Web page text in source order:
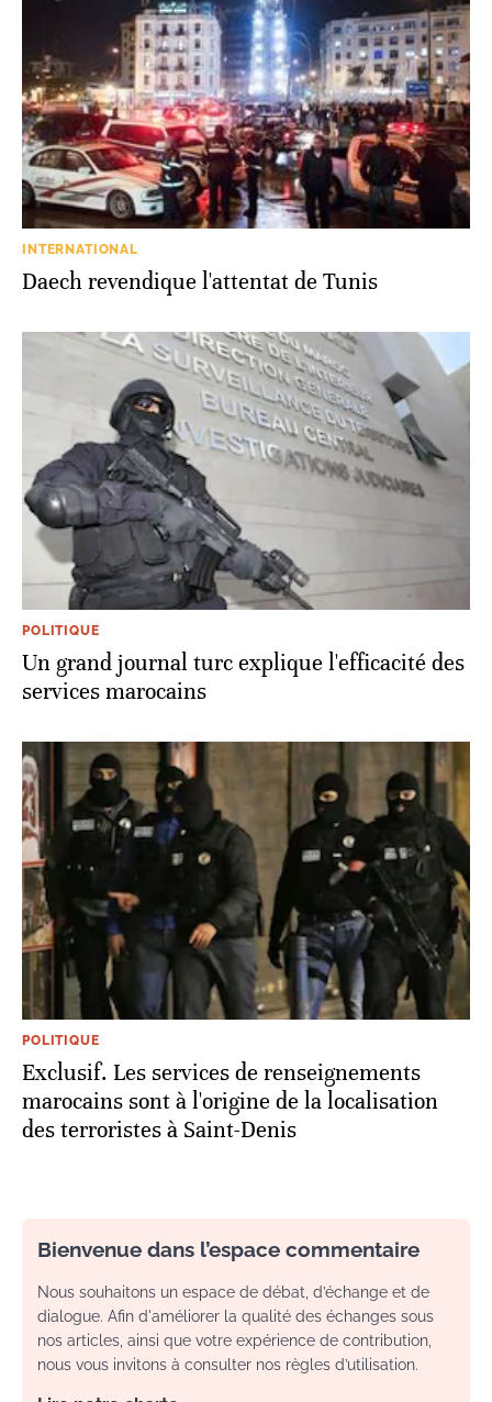
INTERNATIONAL
Daech revendique l'attentat de Tunis
POLITIQUE
Un grand journal turc explique l'efficacité des
services marocains
POLITIQUE
Exclusif. Les services de renseignements
marocains sont à l'origine de la localisation
des terroristes à Saint-Denis
Bienvenue dans l’espace commentaire
Nous souhaitons un espace de débat, d’échange et de
dialogue. Afin d'améliorer la qualité des échanges sous
nos articles, ainsi que votre expérience de contribution,
nous vous invitons à consulter nos règles d’utilisation.